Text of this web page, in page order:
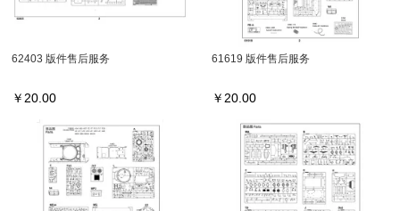
62403 版件售后服务
￥ 20.00
61619 版件售后服务
￥ 20.00